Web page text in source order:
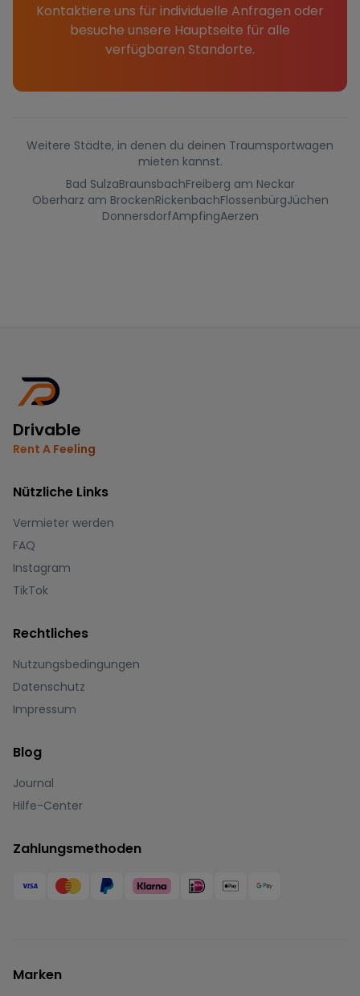
Kontaktiere uns für individuelle Anfragen oder
besuche unsere Hauptseite für alle
verfügbaren Standorte.
Weitere Städte, in denen du deinen Traumsportwagen
mieten kannst.
Bad SulzaBraunsbachFreiberg am Neckar
Oberharz am BrockenRickenbachFlossenbürgJüchen
DonnersdorfAmpfingAerzen
Drivable
Rent A Feeling
Nützliche Links
Vermieter werden
FAQ
Instagram
TikTok
Rechtliches
Nutzungsbedingungen
Datenschutz
Impressum
Blog
Journal
Hilfe-Center
Zahlungsmethoden
Marken